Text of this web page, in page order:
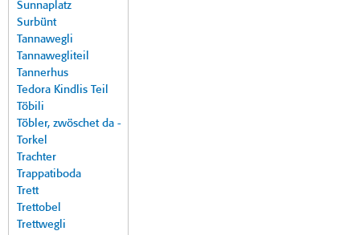
Sunnaplatz
Surbünt
Tannawegli
Tannawegliteil
Tannerhus
Tedora Kindlis Teil
Töbili
Töbler, zwöschet da -
Torkel
Trachter
Trappatiboda
Trett
Trettobel
Trettwegli